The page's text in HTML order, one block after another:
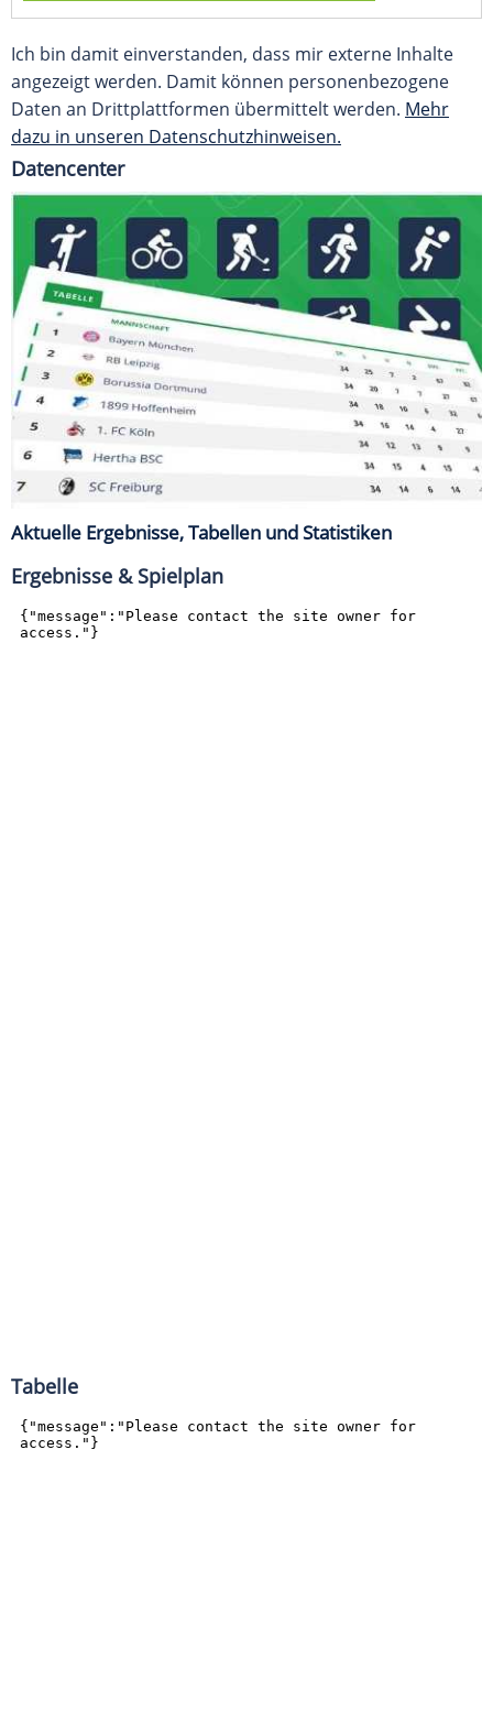
Ich bin damit einverstanden, dass mir externe Inhalte
angezeigt werden. Damit können personenbezogene
Daten an Drittplattformen übermittelt werden. Mehr
dazu in unseren Datenschutzhinweisen.
Datencenter
Aktuelle Ergebnisse, Tabellen und Statistiken
Ergebnisse & Spielplan
Tabelle